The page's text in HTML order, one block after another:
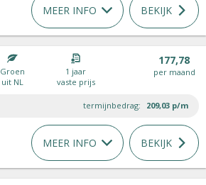
MEER INFO BEKIJK
Groen
uit NL
1 jaar
vaste prijs
177,78
per maand
termijnbedrag: 209,03 p/m
MEER INFO BEKIJK